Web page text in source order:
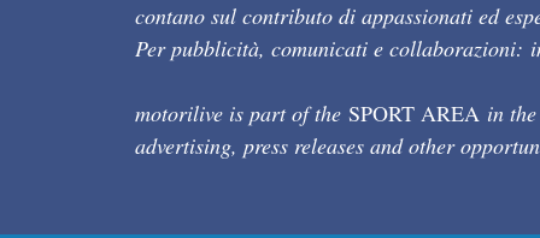
contano sul contributo di appassionati ed
Per pubblicità, comunicati e collaborazioni:
motorilive is part of the SPORT AREA in
advertising, press releases and other